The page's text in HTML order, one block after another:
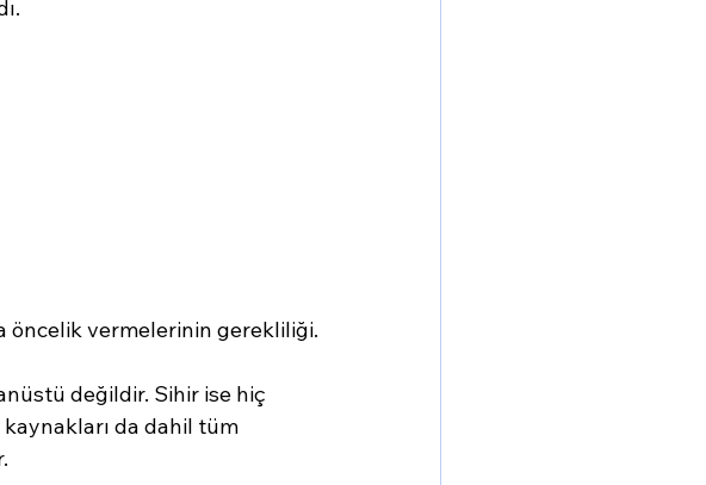
öncelik vermelerinin gerekliliği.
değildir. Sihir ise hiç
da dahil tüm